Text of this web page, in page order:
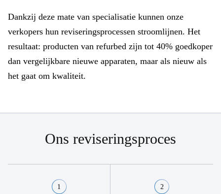
Dankzij deze mate van specialisatie kunnen onze
verkopers hun reviseringsprocessen stroomlijnen. Het
resultaat: producten van refurbed zijn tot 40% goedkoper
dan vergelijkbare nieuwe apparaten, maar als nieuw als
het gaat om kwaliteit.
Ons reviseringsproces
1 2